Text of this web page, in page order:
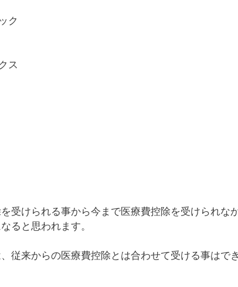
ク
ス
受けられる事から今まで医療費控除を受けられな
ると思われます。
従来からの医療費控除とは合わせて受ける事はで